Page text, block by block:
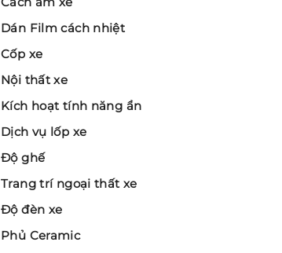
Dán Film cách nhiệt
Cốp xe
Nội thất xe
Kích hoạt tính năng ẩn
Dịch vụ lốp xe
Độ ghế
Trang trí ngoại thất xe
Độ đèn xe
Phủ Ceramic